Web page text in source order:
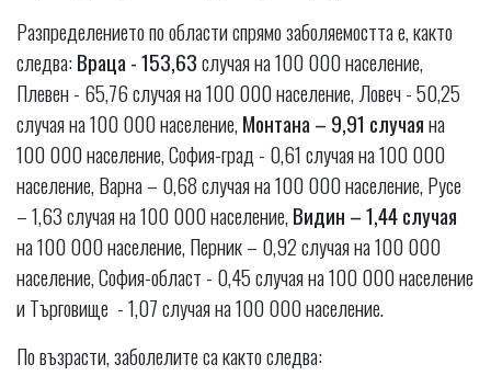
Разпределението по области спрямо заболяемостта е, както
следва:Враца - 153,63случая на 100 000 население,
Плевен - 65,76 случая на 100 000 население, Ловеч - 50,25
случая на 100 000 население,Монтана – 9,91 случаяна
100 000 население, София-град - 0,61 случая на 100 000
население, Варна – 0,68 случая на 100 000 население, Русе
– 1,63 случая на 100 000 население,Видин – 1,44 случая
на 100 000 население, Перник – 0,92 случая на 100 000
население, София-област - 0,45 случая на 100 000 население
и Търговище - 1,07 случая на 100 000 население.
По възрасти, заболелите са както следва: